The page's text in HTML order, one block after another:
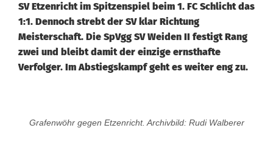
SV Etzenricht im Spitzenspiel beim 1. FC Schlicht das
1:1. Dennoch strebt der SV klar Richtung
Meisterschaft. Die SpVgg SV Weiden II festigt Rang
zwei und bleibt damit der einzige ernsthafte
Verfolger. Im Abstiegskampf geht es weiter eng zu.
Grafenwöhr gegen Etzenricht. Archivbild: Rudi Walberer